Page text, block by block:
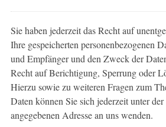
Sie haben jederzeit das Recht auf
Ihre gespeicherten personenbezogenen
und Empfänger und den Zweck der
Recht auf Berichtigung, Sperrung oder
Hierzu sowie zu weiteren Fragen zum
Daten können Sie sich jederzeit unter
angegebenen Adresse an uns wenden.